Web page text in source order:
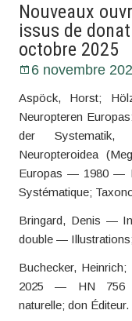
Nouveaux
issus de
octobre 2025
6 novembre
Aspöck, Horst;
Neuropteren
der Systematik,
Neuropteroidea
Europas — 1980 —
Systématique;
Bringard, Denis —
double —
Buchecker,
2025 — HN 756
naturelle; don Éditeur.